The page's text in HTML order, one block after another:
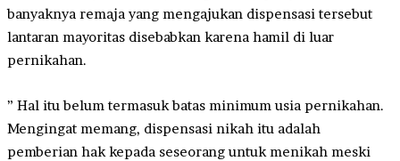
banyaknya remaja yang mengajukan dispensasi tersebut
lantaran mayoritas disebabkan karena hamil di luar
pernikahan.
” Hal itu belum termasuk batas minimum usia pernikahan.
Mengingat memang, dispensasi nikah itu adalah
pemberian hak kepada seseorang untuk menikah meski